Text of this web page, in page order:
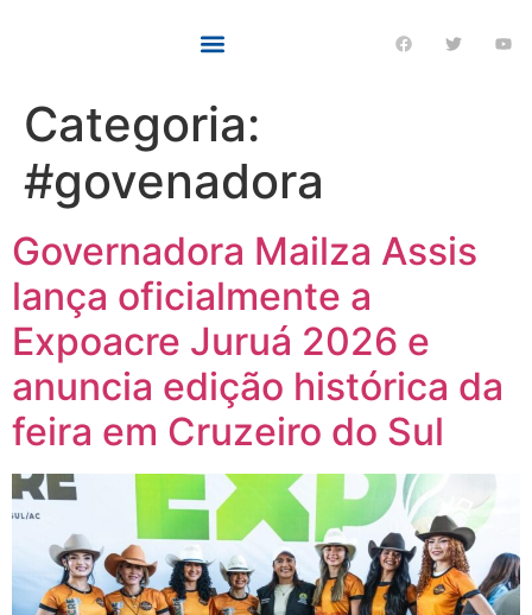
Categoria:
#govenadora
Governadora Mailza Assis
lança oficialmente a
Expoacre Juruá 2026 e
anuncia edição histórica da
feira em Cruzeiro do Sul